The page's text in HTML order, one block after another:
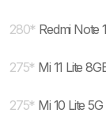
280* Redmi Note
275* Mi 11 Lite
275* Mi 10 Lite 5G